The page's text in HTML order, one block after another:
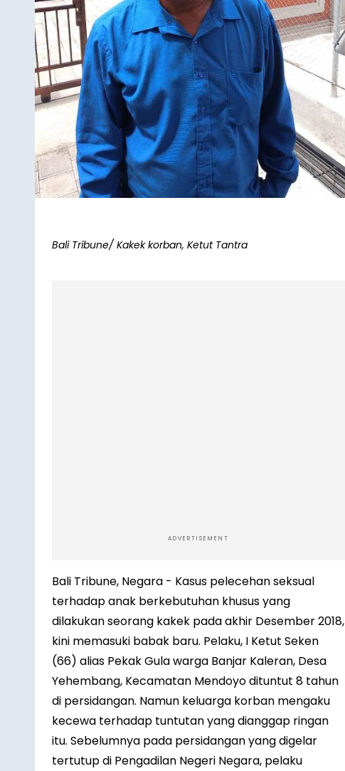
Bali Tribune/ Kakek korban, Ketut Tantra
ADVERTISEMENT
Bali Tribune, Negara - Kasus pelecehan seksual
terhadap anak berkebutuhan khusus yang
dilakukan seorang kakek pada akhir Desember 2018,
kini memasuki babak baru. Pelaku, I Ketut Seken
(66) alias Pekak Gula warga Banjar Kaleran, Desa
Yehembang, Kecamatan Mendoyo dituntut 8 tahun
di persidangan. Namun keluarga korban mengaku
kecewa terhadap tuntutan yang dianggap ringan
itu. Sebelumnya pada persidangan yang digelar
tertutup di Pengadilan Negeri Negara, pelaku